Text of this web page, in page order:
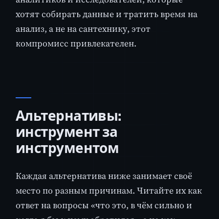
хотят собирать данные и тратить время на
анализ, а не на сантехнику, этот
компромисс привлекателен.
Альтернативы:
инструмент за
инструментом
Каждая альтернатива ниже занимает своё
место по разным причинам. Читайте их как
ответ на вопросы «что это, в чём сильно и